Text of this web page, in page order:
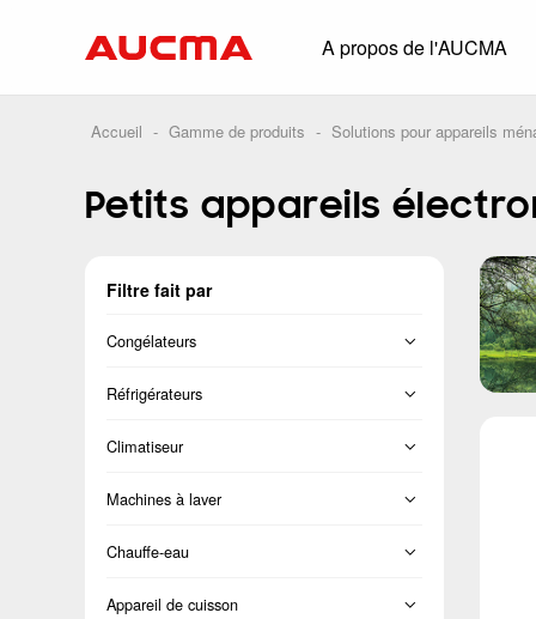
A propos de l'AUCMA
Aperçu Historique
Glacière à
Congélateur
Commerce de
Supermarché
Cold Room
Accueil - Gamme de produits - Solutions pour appareils
Petits appareils
Filtre fait par
Congélateurs
Congélateur vertical
Réfrigérateurs
Français
TM
Climatiseur
Séparation
Machines à laver
Lavage et séchage
Chauffe-eau
Électricité instantanée
Appareil de cuisson